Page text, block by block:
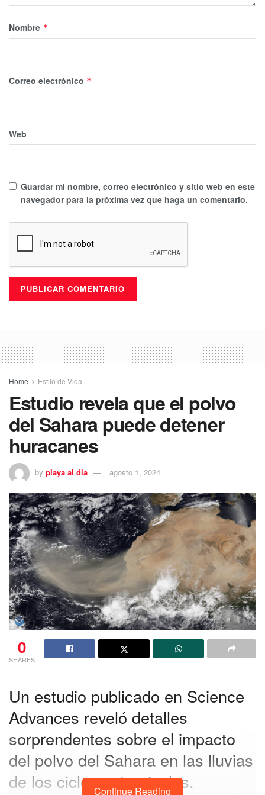
Nombre *
Correo electrónico *
Web
Guardar mi nombre, correo electrónico y sitio web en este
navegador para la próxima vez que haga un comentario.
Home Estilo de Vida
Estudio revela que el polvo
del Sahara puede detener
huracanes
by playa al dia agosto 1, 2024
0
SHARES
Un estudio publicado en Science
Advances reveló detalles
sorprendentes sobre el impacto
del polvo del Sahara en las lluvias
de los ciclones tropicales.
Continue Reading